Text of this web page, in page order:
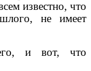
известно, что
не имеет
и вот, что